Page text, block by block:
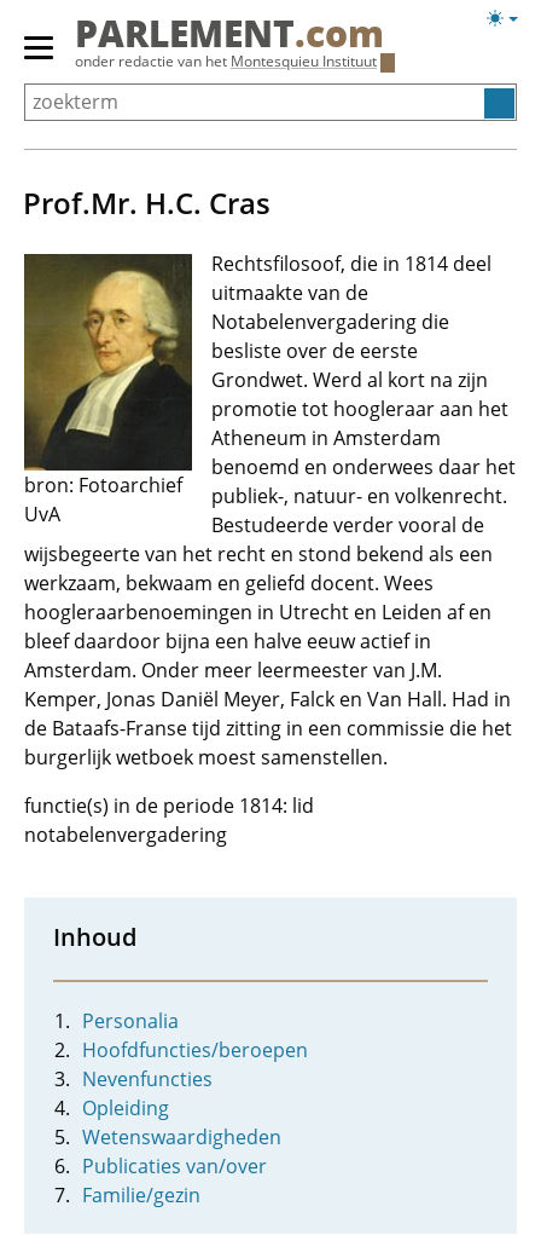
Overslaan
Primair
menu
tonen/verbergen
PARLEMENT.com
onder redactie van het Montesquieu Instituut
Prof.Mr. H.C. Cras
bron: Fotoarchief
UvA
Rechtsfilosoof, die in 1814 deel
uitmaakte van de
Notabelenvergadering die
besliste over de eerste
Grondwet. Werd al kort na zijn
promotie tot hoogleraar aan het
Atheneum in Amsterdam
benoemd en onderwees daar het
publiek-, natuur- en volkenrecht.
Bestudeerde verder vooral de
wijsbegeerte van het recht en stond bekend als een
werkzaam, bekwaam en geliefd docent. Wees
hoogleraarbenoemingen in Utrecht en Leiden af en
bleef daardoor bijna een halve eeuw actief in
Amsterdam. Onder meer leermeester van J.M.
Kemper, Jonas Daniël Meyer, Falck en Van Hall. Had in
de Bataafs-Franse tijd zitting in een commissie die het
burgerlijk wetboek moest samenstellen.
functie(s) in de periode 1814: lid
notabelenvergadering
Inhoud
Personalia
Hoofdfuncties/beroepen
Nevenfuncties
Opleiding
Wetenswaardigheden
Publicaties van/over
Familie/gezin